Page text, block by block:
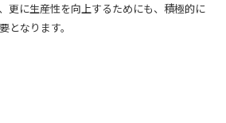
更に生産性を向上するためにも、積極的に
となります。